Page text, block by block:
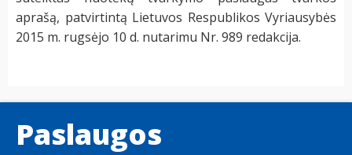
aprašą, patvirtintą Lietuvos Respublikos Vyriausybės
2015 m. rugsėjo 10 d. nutarimu Nr. 989 redakcija.
Paslaugos